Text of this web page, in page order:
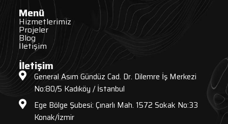
Menü
Hizmetlerimiz
Projeler
Blog
İletişim
İletişim
General Asım Gündüz Cad. Dr. Dilemre İş Merkezi
No:80/5 Kadıköy / İstanbul
Ege Bölge Şubesi: Çınarlı Mah. 1572 Sokak No:33
Konak/İzmir